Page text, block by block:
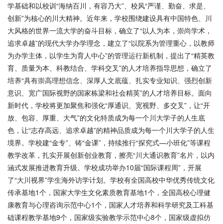
学基础和以校训“海纳百川，有容乃大”、校风“严谨、勤奋、求是、
创新”为核心的川大精神。近年来，学校围绕建设具有中国特色、川
大风格的世界一流大学的奋斗目标，确立了“以人为本，崇尚学术，
追求卓越”的现代大学办学理念，建立了“以院系为管理重心，以教师
为办学主体，以学生为育人中心”的管理运行新机制，提出了“精英教
育、质量为本、科教结合、学科交叉”的人才培养指导思想，确立了
培养“具有崇高理想信念、深厚人文底蕴、扎实专业知识、强烈创新
意识、宽广国际视野的国家栋梁和社会精英”的人才培养目标。面向
新时代，学校将更加聚焦和强化“厚通识、宽视野、多交叉”，让“开
放、包容、厚重、大气”的文化特质成为每一个川大学子的人生底
色，让“志存高远、追求卓越”的精神品质成为每一个川大学子的人生
境界。学校建“金专”、铸“金课”，持续推行“探究式—小班化”等课程
教学改革，扎实开展创新创业教育，擦亮“川大通识教育”名片，以内
涵式发展推进教育升级。学校成功举办10届“国际课程周”，开展
了“大川视界”学生海外访学计划。学校有全国高校中华优秀传统文化
传承基地1个，国家大学生文化素质教育基地1个，全国高校心理健
康教育与心理咨询示范中心1个，国家人才培养和科学研究及工科基
础课程教学基地9个，国家级实验教学示范中心8个，国家级虚拟仿